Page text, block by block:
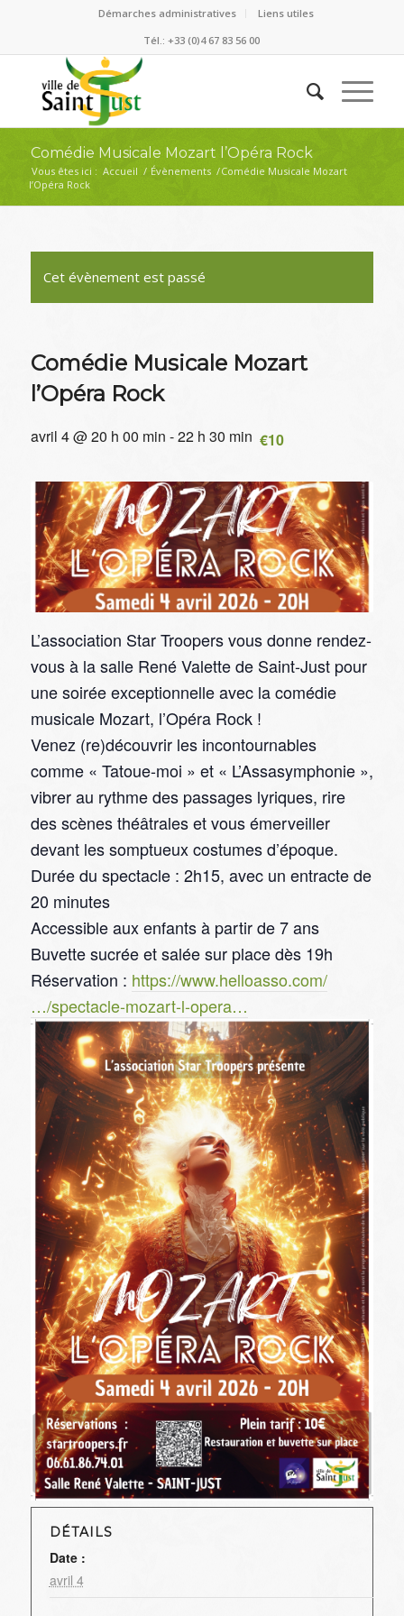
Démarches administratives
Liens utiles
Tél.: +33 (0)4 67 83 56 00
Comédie Musicale Mozart l’Opéra Rock
Vous êtes ici : Accueil / Évènements /Comédie Musicale Mozart
l’Opéra Rock
Cet évènement est passé
Comédie Musicale Mozart
l’Opéra Rock
avril 4 @ 20 h 00 min -22 h 30 min €10
L’association Star Troopers vous donne rendez-
vous à la salle René Valette de Saint-Just pour
une soirée exceptionnelle avec la comédie
musicale Mozart, l’Opéra Rock !
Venez (re)découvrir les incontournables
comme « Tatoue-moi » et « L’Assasymphonie »,
vibrer au rythme des passages lyriques, rire
des scènes théâtrales et vous émerveiller
devant les somptueux costumes d’époque.
Durée du spectacle : 2h15, avec un entracte de
20 minutes
Accessible aux enfants à partir de 7 ans
Buvette sucrée et salée sur place dès 19h
Réservation : https://www.helloasso.com/
…/spectacle-mozart-l-opera…
DÉTAILS
Date :
avril 4